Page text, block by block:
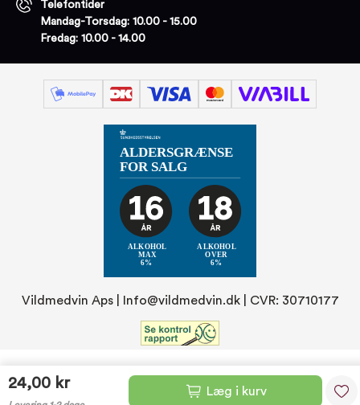
24,00 kr Læg i kurv
Telefontider
Mandag-Torsdag: 10.00 - 15.00
Fredag: 10.00 - 14.00
Vildmedvin Aps | Info@vildmedvin.dk| CVR: 30710177